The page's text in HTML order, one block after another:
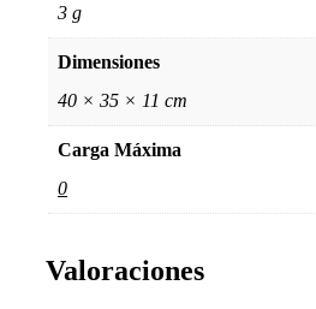
3 g
Dimensiones
40 × 35 × 11 cm
Carga Máxima
0
Valoraciones